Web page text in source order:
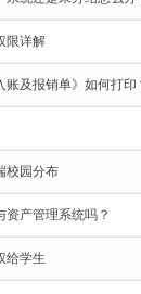
限详解
账及报销单》如何打印
校园分布
资产管理系统吗？
给学生